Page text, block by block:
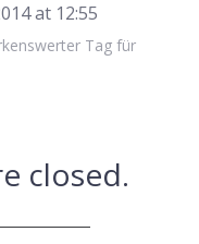
at 12:55
Tag für
closed.